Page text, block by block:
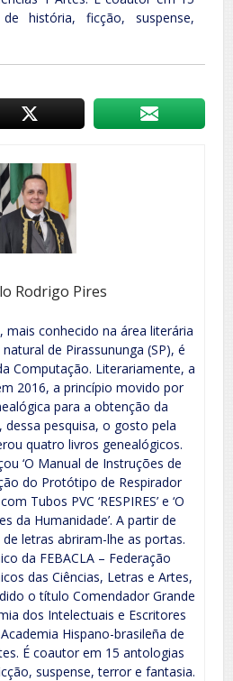
história, ficção, suspense,
Rodrigo Pires
mais conhecido na área literária
de Pirassununga (SP), é
Computação. Literariamente, a
2016, a princípio movido por
para a obtenção da
dessa pesquisa, o gosto pela
quatro livros genealógicos.
‘O Manual de Instruções de
do Protótipo de Respirador
Tubos PVC ‘RESPIRES’ e ‘O
da Humanidade’. A partir de
letras abriram-lhe as portas.
da FEBACLA – Federação
das Ciências, Letras e Artes,
o título Comendador Grande
dos Intelectuais e Escritores
Hispano-brasileña de
É coautor em 15 antologias
suspense, terror e fantasia.